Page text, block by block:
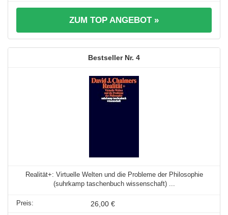
ZUM TOP ANGEBOT »
4
Realität+: Virtuelle Welten und die Probleme der Philosophie
(suhrkamp taschenbuch wissenschaft) ...
26,00 €